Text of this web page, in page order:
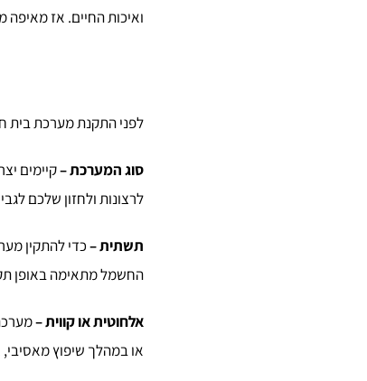
ואיכות החיים. אז מאיפה
לפני התקנת מערכת בית
סוג המערכת–קיימים
לרצונות ולחזון שלכם
תשתית–כדי להתקין
החשמל מתאימה באופן
אלחוטית או קווית–
או במהלך שיפוץ